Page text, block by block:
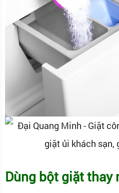
Dùng bột giặt thay